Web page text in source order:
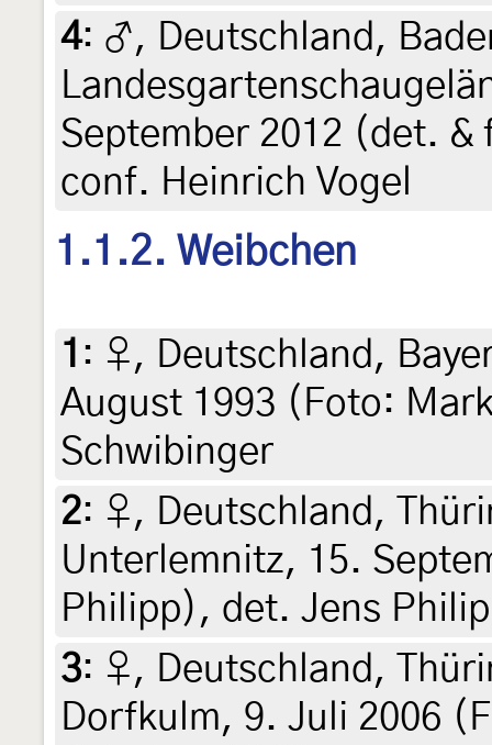
4: ♂, Deutschland,
September 2012 (det.
conf. Heinrich Vogel
1.1.2. Weibchen
1 : ♀, Deutschland,
August 1993 (Foto:
Schwibinger
2: ♀, Deutschland,
Unterlemnitz, 15.
Philipp), det. Jens
3: ♀, Deutschland,
Dorfkulm, 9. Juli 2006